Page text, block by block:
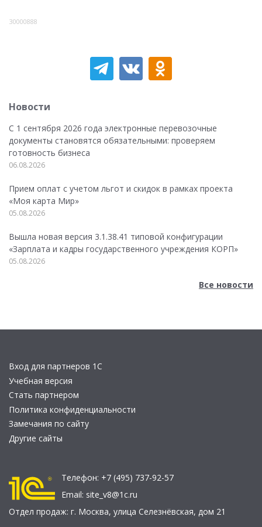
30000888
Новости
С 1 сентября 2026 года электронные перевозочные
документы становятся обязательными: проверяем
готовность бизнеса
06.08.2026
Прием оплат с учетом льгот и скидок в рамках проекта
«Моя карта Мир»
05.08.2026
Вышла новая версия 3.1.38.41 типовой конфигурации
«Зарплата и кадры государственного учреждения КОРП»
05.08.2026
Все новости
Вход для партнеров 1С
Учебная версия
Стать партнером
Политика конфиденциальности
Замечания по сайту
Другие сайты
Телефон: +7 (495) 737-92-57
Email: site_v8@1c.ru
Отдел продаж: г. Москва, улица Селезнёвская, дом 21